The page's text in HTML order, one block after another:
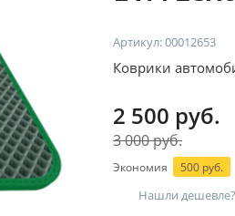
Артикул:00012653
Коврики
2 500 руб.
3 000 руб.
Экономия 500 руб.
Нашли дешевле?